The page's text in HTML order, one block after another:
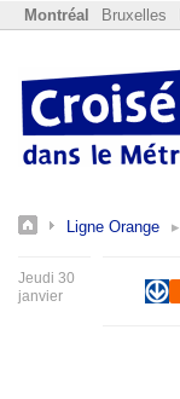
Montréal Bruxelles
Ligne Orange
Jeudi 30
janvier